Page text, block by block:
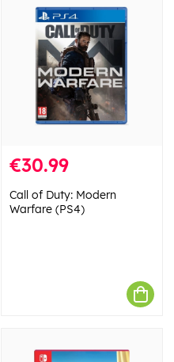
€30.99
Call of Duty: Modern
Warfare (PS4)